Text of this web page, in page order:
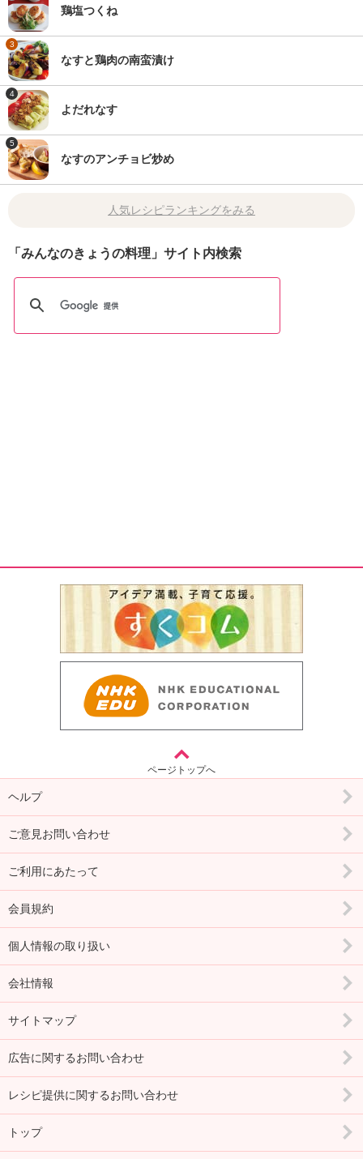
鶏塩つくね
3
なすと鶏肉の南蛮漬け
4
よだれなす
5
なすのアンチョビ炒め
人気レシピランキングをみる
「みんなのきょうの料理」サイト内検索
ページトップへ
ヘルプ
ご意見お問い合わせ
ご利用にあたって
会員規約
個人情報の取り扱い
会社情報
サイトマップ
広告に関するお問い合わせ
レシピ提供に関するお問い合わせ
トップ